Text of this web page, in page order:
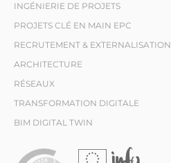
INGÉNIERIE DE PROJETS
PROJETS CLÉ EN MAIN EPC
RECRUTEMENT & EXTERNALISATION
ARCHITECTURE
RÉSEAUX
TRANSFORMATION DIGITALE
BIM DIGITAL TWIN